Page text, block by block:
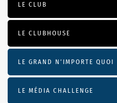
LE CLUB
LE CLUBHOUSE
LE GRAND N’IMPORTE QUOI
LE MÉDIA CHALLENGE